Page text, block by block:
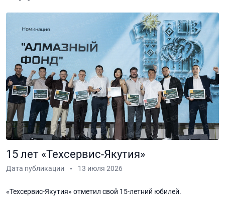
15 лет «Техсервис-Якутия»
Дата публикации 13 июля 2026
«Техсервис-Якутия» отметил свой 15-летний юбилей.